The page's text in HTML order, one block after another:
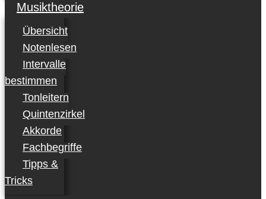
Musiktheorie
Übersicht
Notenlesen
Intervalle
bestimmen
Tonleitern
Quintenzirkel
Akkorde
Fachbegriffe
Tipps &
Tricks